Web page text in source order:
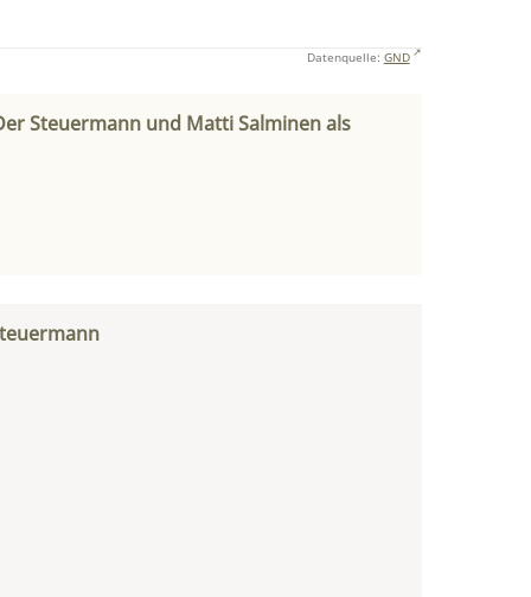
Datenquelle: GND
Steuermann und Matti Salminen als